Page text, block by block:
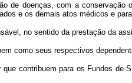
com a conservação
e os demais atos médicos e
no sentido da prestação da
como seus respectivos
para os Fundos de